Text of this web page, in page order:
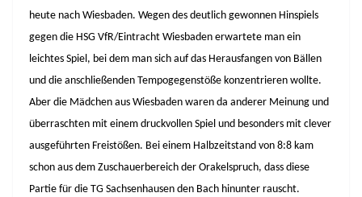
heute nach Wiesbaden. Wegen des deutlich gewonnen Hinspiels
gegen die HSG VfR/Eintracht Wiesbaden erwartete man ein
leichtes Spiel, bei dem man sich auf das Herausfangen von Bällen
und die anschließenden Tempogegenstöße konzentrieren wollte.
Aber die Mädchen aus Wiesbaden waren da anderer Meinung und
überraschten mit einem druckvollen Spiel und besonders mit clever
ausgeführten Freistößen. Bei einem Halbzeitstand von 8:8 kam
schon aus dem Zuschauerbereich der Orakelspruch, dass diese
Partie für die TG Sachsenhausen den Bach hinunter rauscht.